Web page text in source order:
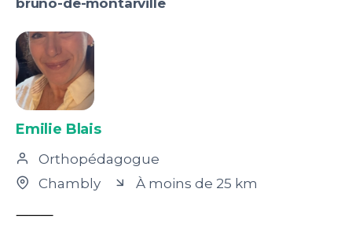
bruno-de-montarville
Emilie Blais
Orthopédagogue
Chambly
À moins de 25 km
⸻